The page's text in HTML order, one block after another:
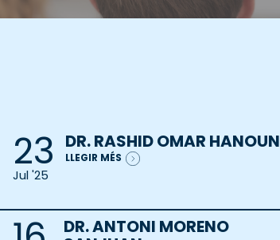
23
Jul '25
DR. RASHID OMAR HANOUN
LLEGIR MÉS
DR. ANTONI MORENO